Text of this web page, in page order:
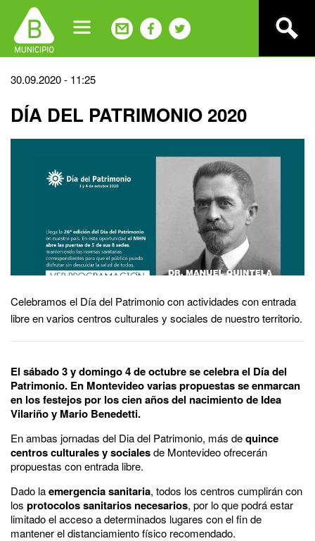
navigation
Back
top
30.09.2020 - 11:25
DÍA DEL PATRIMONIO 2020
Celebramos el Día del Patrimonio con actividades con entrada
libre en varios centros culturales y sociales de nuestro territorio.
El sábado 3 y domingo 4 de octubre se celebra el Día del
Patrimonio. En Montevideo varias propuestas se enmarcan
en los festejos por los cien años del nacimiento de Idea
Vilariño y Mario Benedetti.
En ambas jornadas del Dia del Patrimonio, más dequince
centros culturales y socialesde Montevideo ofrecerán
propuestas con entrada libre.
Dado laemergencia sanitaria, todos los centros cumplirán con
los protocolos sanitarios necesarios, por lo que podrá estar
limitado el acceso a determinados lugares con el fin de
mantener el distanciamiento físico recomendado.